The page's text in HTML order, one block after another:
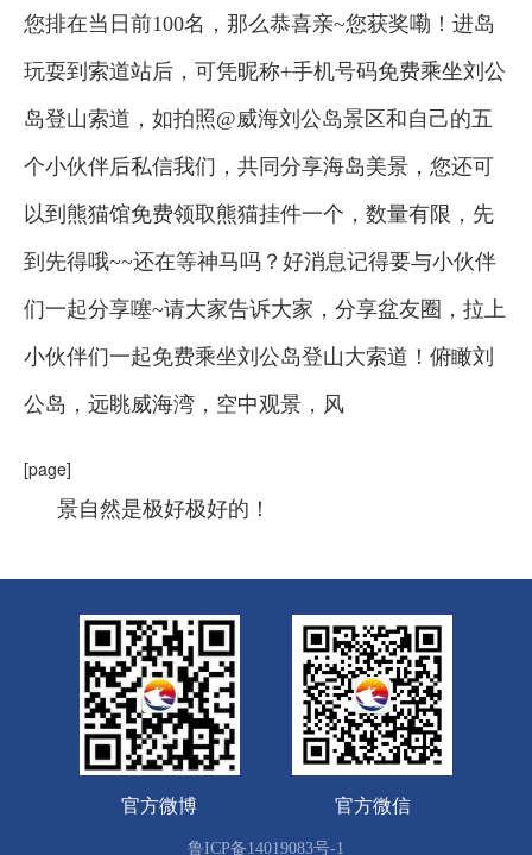
您排在当日前100名，那么恭喜亲~您获奖嘞！进岛
玩耍到索道站后，可凭昵称+手机号码免费乘坐刘公
岛登山索道， 如拍照@威海刘公岛景区和自己的五
个小伙伴后私信我们，共同 分享海岛美景，您还可
以到熊猫馆免费领取熊猫挂件一个，数量有限，先
到先得哦~~还在等神马吗？好消息记得要与小伙伴
们一起分享噻~请大家告诉大家，分享盆友圈，拉上
小伙伴们一起免费乘坐刘公岛登山大索道！俯瞰刘
公岛，远眺威海湾，空中观景，风
[page]
景自然是极好极好的！
官方微博 官方微信
鲁ICP备14019083号-1